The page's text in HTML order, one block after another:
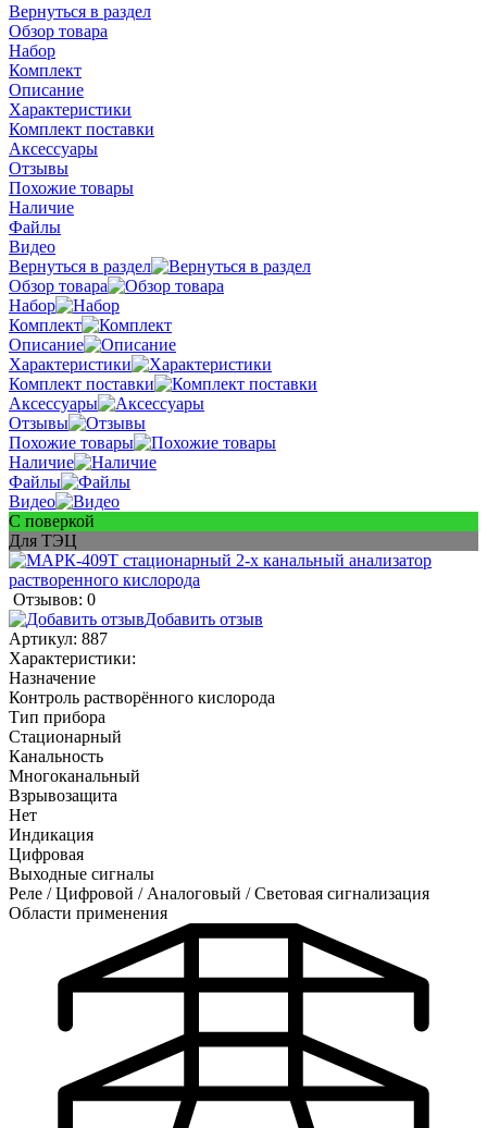
Вернуться в раздел
Обзор товара
Набор
Комплект
Описание
Характеристики
Комплект поставки
Аксессуары
Отзывы
Похожие товары
Наличие
Файлы
Видео
Вернуться в раздел
Обзор товара
Набор
Комплект
Описание
Характеристики
Комплект поставки
Аксессуары
Отзывы
Похожие товары
Наличие
Файлы
Видео
С поверкой
Для ТЭЦ
Отзывов: 0
Добавить отзыв
Артикул: 887
Характеристики:
Назначение
Контроль растворённого кислорода
Тип прибора
Стационарный
Канальность
Многоканальный
Взрывозащита
Нет
Индикация
Цифровая
Выходные сигналы
Реле / Цифровой / Аналоговый / Световая сигнализация
Области применения